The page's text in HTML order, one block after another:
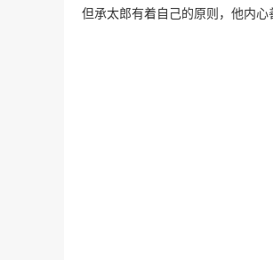
但承太郎有着自己的原则，他内心